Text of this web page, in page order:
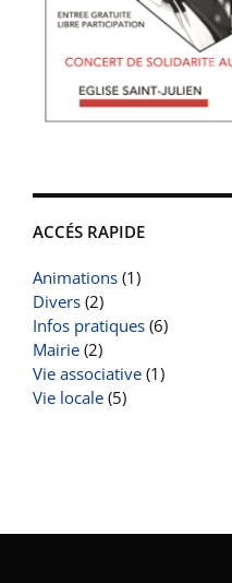
ACCÉS RAPIDE
Animations (1)
Divers (2)
Infos pratiques (6)
Mairie (2)
Vie associative (1)
Vie locale (5)